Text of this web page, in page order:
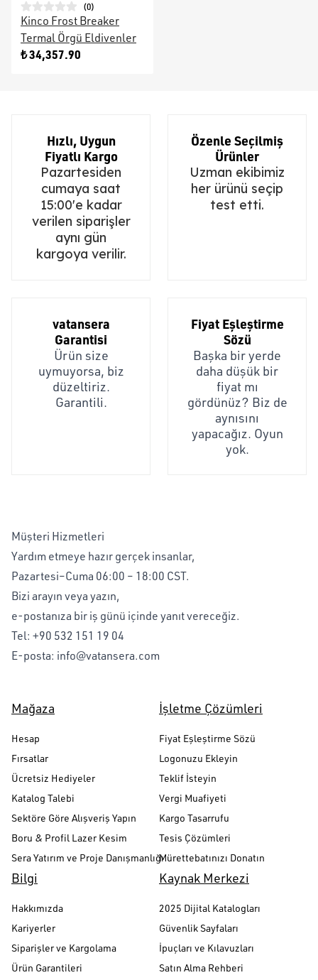
(0)
Kinco Frost Breaker
Termal Örgü Eldivenler
₺ 34,357.90
Hızlı, Uygun
Fiyatlı Kargo
Pazartesiden
cumaya saat
15:00'e kadar
verilen siparişler
aynı gün
kargoya verilir.
Özenle Seçilmiş
Ürünler
Uzman ekibimiz
her ürünü seçip
test etti.
vatansera
Garantisi
Ürün size
uymuyorsa, biz
düzeltiriz.
Garantili.
Fiyat Eşleştirme
Sözü
Başka bir yerde
daha düşük bir
fiyat mı
gördünüz? Biz de
aynısını
yapacağız. Oyun
yok.
Müşteri Hizmetleri
Yardım etmeye hazır gerçek insanlar,
Pazartesi–Cuma 06:00 – 18:00 CST.
Bizi arayın veya yazın,
e-postanıza bir iş günü içinde yanıt vereceğiz.
Tel: +90 532 151 19 04
E-posta: info@vatansera.com
Mağaza
Hesap
Fırsatlar
Ücretsiz Hediyeler
Katalog Talebi
Sektöre Göre Alışveriş Yapın
Boru & Profil Lazer Kesim
Sera Yatırım ve Proje Danışmanlığı
İşletme Çözümleri
Fiyat Eşleştirme Sözü
Logonuzu Ekleyin
Teklif İsteyin
Vergi Muafiyeti
Kargo Tasarrufu
Tesis Çözümleri
Mürettebatınızı Donatın
Bilgi
Hakkımızda
Kariyerler
Siparişler ve Kargolama
Ürün Garantileri
Kaynak Merkezi
2025 Dijital Katalogları
Güvenlik Sayfaları
İpuçları ve Kılavuzları
Satın Alma Rehberi